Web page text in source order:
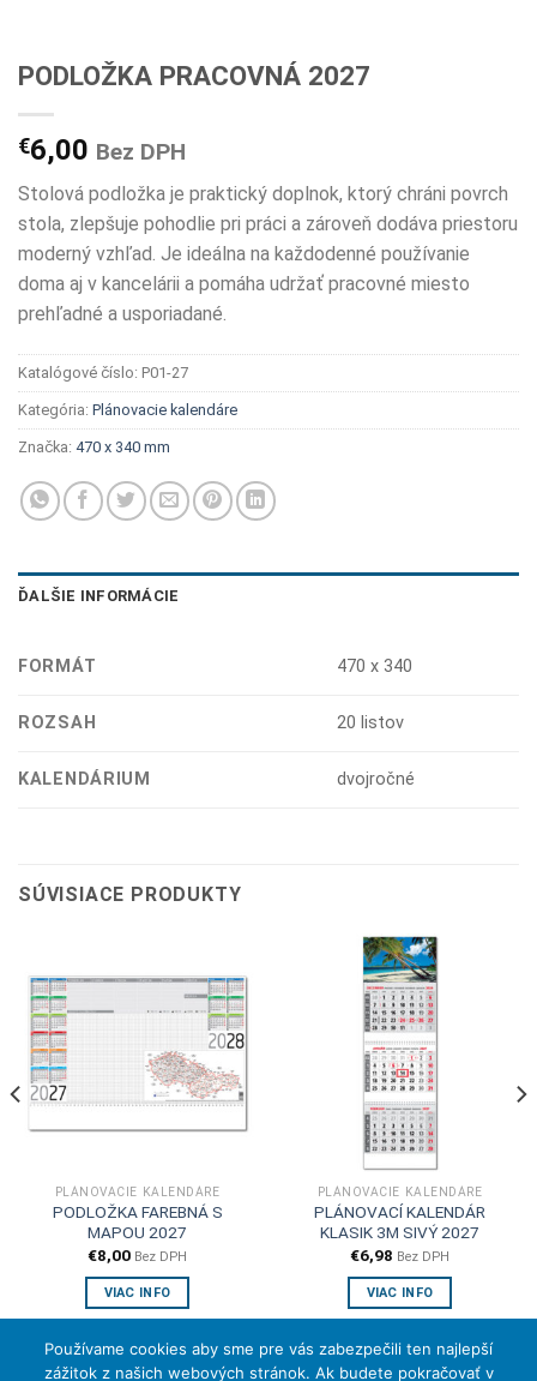
PODLOŽKA PRACOVNÁ 2027
€6,00 Bez DPH
Stolová podložka je praktický doplnok, ktorý chráni povrch
stola, zlepšuje pohodlie pri práci a zároveň dodáva priestoru
moderný vzhľad. Je ideálna na každodenné používanie
doma aj v kancelárii a pomáha udržať pracovné miesto
prehľadné a usporiadané.
Katalógové číslo: P01-27
Kategória: Plánovacie kalendáre
Značka: 470 x 340 mm
ĎALŠIE INFORMÁCIE
FORMÁT 470 x 340
ROZSAH 20 listov
KALENDÁRIUM dvojročné
SÚVISIACE PRODUKTY
PLÁNOVACIE KALENDÁRE
PODLOŽKA FAREBNÁ S
MAPOU 2027
€8,00 Bez DPH
VIAC INFO
PLÁNOVACIE KALENDÁRE
PLÁNOVACÍ KALENDÁR
KLASIK 3M SIVÝ 2027
€6,98 Bez DPH
VIAC INFO
Používame cookies aby sme pre vás zabezpečili ten najlepší
zážitok z našich webových stránok. Ak budete pokračovať v